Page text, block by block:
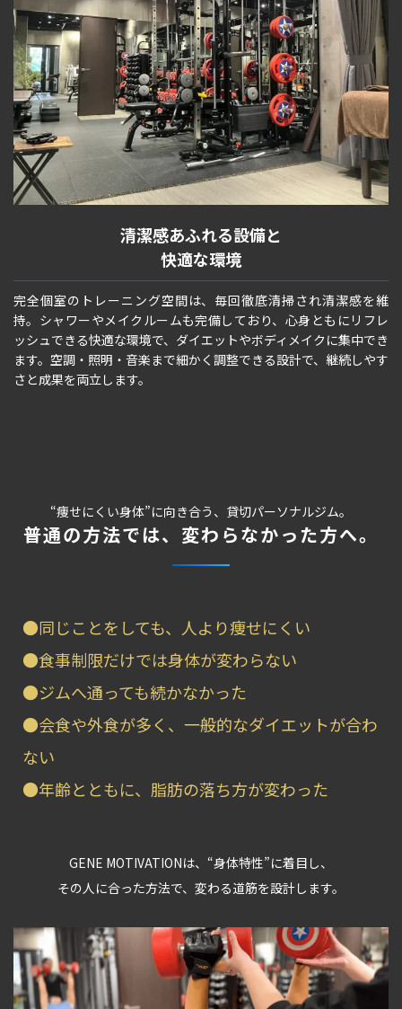
清潔感あふれる設備と
快適な環境
完全個室のトレーニング空間は、毎回徹底清掃され清潔感を維
持。シャワーやメイクルームも完備しており、心身ともにリフレ
ッシュできる快適な環境で、ダイエットやボディメイクに集中でき
ます。空調・照明・音楽まで細かく調整できる設計で、継続しやす
さと成果を両立します。
“痩せにくい身体”に向き合う、貸切パーソナルジム。
普通の方法では、変わらなかった方へ。
●同じことをしても、人より痩せにくい
●食事制限だけでは身体が変わらない
●ジムへ通っても続かなかった
●会食や外食が多く、一般的なダイエットが合わ
ない
●年齢とともに、脂肪の落ち方が変わった
GENE MOTIVATIONは、“身体特性”に着目し、
その人に合った方法で、変わる道筋を設計します。